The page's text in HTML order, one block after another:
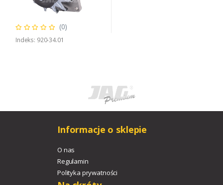
(0)
Indeks: 920-34.01
Informacje o sklepie
O nas
Regulamin
Polityka prywatności